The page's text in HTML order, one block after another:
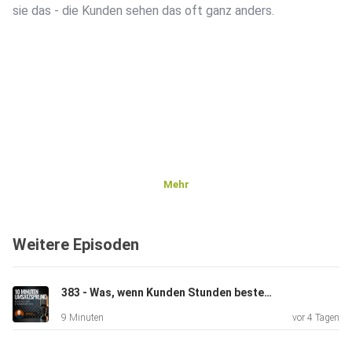
sie das - die Kunden sehen das oft ganz anders.
Mehr
Weitere Episoden
383 - Was, wenn Kunden Stunden bestellen?
9 Minuten vor 4 Tagen